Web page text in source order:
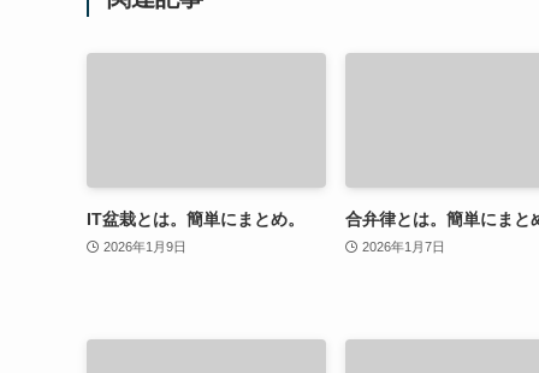
IT盆栽とは。簡単にまとめ。
2026年1月9日
合弁律とは。簡単にまと
2026年1月7日